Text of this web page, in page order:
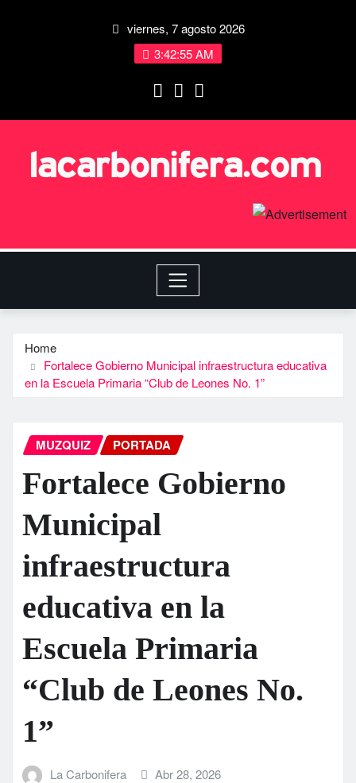
viernes, 7 agosto 2026
3:42:56 AM
Home
Fortalece Gobierno Municipal infraestructura educativa
en la Escuela Primaria “Club de Leones No. 1”
MUZQUIZ PORTADA
Fortalece Gobierno
Municipal
infraestructura
educativa en la
Escuela Primaria
“Club de Leones No.
1”
La Carbonifera Abr 28, 2026